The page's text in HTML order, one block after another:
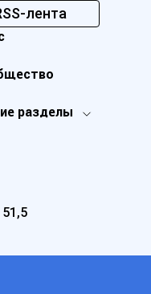
лента
разделы
51,5